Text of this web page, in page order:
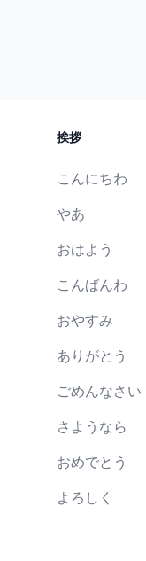
挨拶
こんにちわ
やあ
おはよう
こんばんわ
おやすみ
ありがとう
ごめんなさい
さようなら
おめでとう
よろしく